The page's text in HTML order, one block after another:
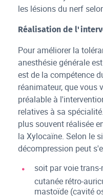
les lésions du nerf
Réalisation de
Pour améliorer la
anesthésie générale
est de la compétence
réanimateur, que vous
préalable à
relatives à sa
plus souvent réalisée
la Xylocaïne. Selon le
décompression peut
soit par voie
cutanée rétro-
mastoïde (cavité